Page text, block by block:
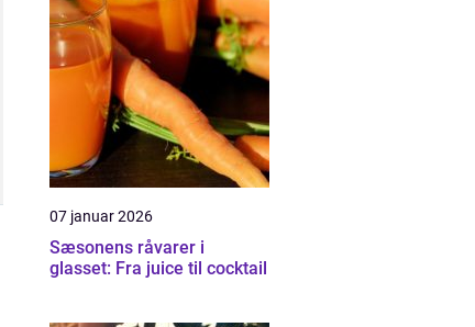
07 januar 2026
Sæsonens råvarer i
glasset: Fra juice til cocktail